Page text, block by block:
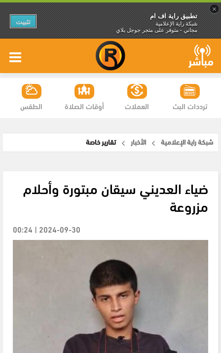
×
تطبيق راية اف ام
شبكة راية الإعلامية
مجاني - متوفر على متجر جوجل بلاي
تثبيت
الطقس أوقات الصلاة العملات ترددات البث
شبكة راية الإعلامية الأخبار تقارير خاصة
ضياء العديني سيقان مبتورة وأحلام
مزروعة
2024-09-30 | 00:24